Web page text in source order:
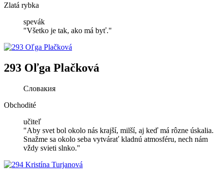
Zlatá rybka
spevák
"Všetko je tak, ako má byť."
293 Oľga Plačková
Словакия
Obchodité
učiteľ
"Aby svet bol okolo nás krajší, milší, aj keď má rôzne úskalia.
Snažme sa okolo seba vytvárať kladnú atmosféru, nech nám
vždy svieti slnko."